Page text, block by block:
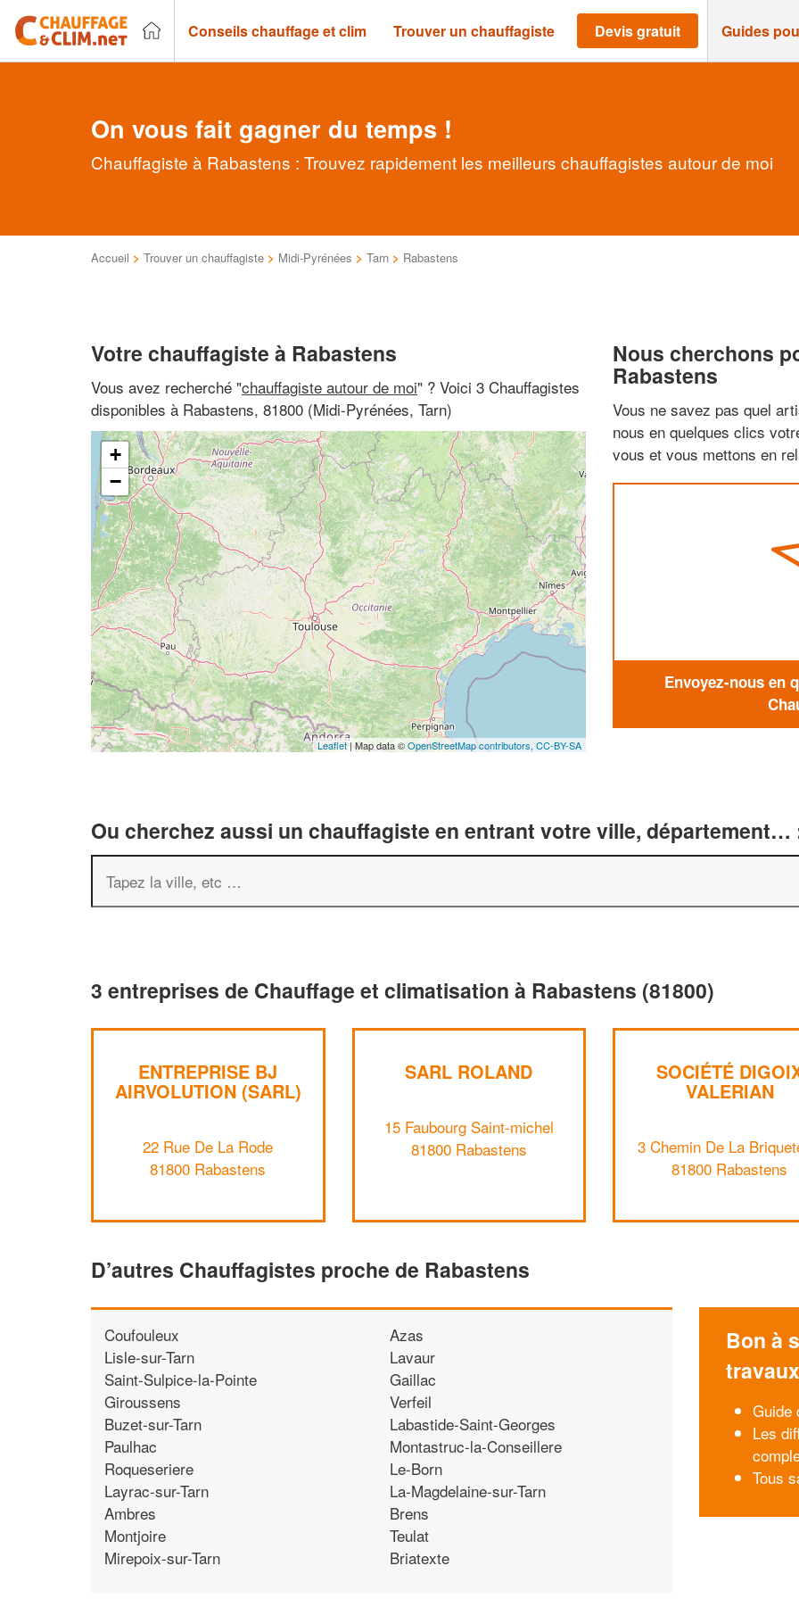
Conseils chauffage et clim Trouver un chauffagiste Devis gratuit Guides
On vous fait gagner du temps !
Chauffagiste à Rabastens : Trouvez rapidement les meilleurs chauffagistes autour de moi
Accueil > Trouver un chauffagiste > Midi-Pyrénées > Tarn > Rabastens
Votre chauffagiste à Rabastens
Vous avez recherché "chauffagiste autour de moi" ? Voici 3 Chauffagistes
disponibles à Rabastens, 81800 (Midi-Pyrénées, Tarn)
+
−
Leaflet| Map data ©OpenStreetMap contributors, CC-BY-SA
Nous cherchons
Rabastens
Vous ne savez pas quel
nous en quelques clics
vous et vous mettons en
Envoyez-nous en
Ou cherchez aussi un chauffagiste en entrant votre ville, département…
3 entreprises de Chauffage et climatisation à Rabastens (81800)
ENTREPRISE BJ
AIRVOLUTION (SARL)
22 Rue De La Rode
81800 Rabastens
SARL ROLAND
15 Faubourg Saint-michel
81800 Rabastens
SOCIÉTÉ
VALERIAN
3 Chemin De La
81800 Rabastens
D’autres Chauffagistes proche de Rabastens
Coufouleux
Lisle-sur-Tarn
Saint-Sulpice-la-Pointe
Giroussens
Buzet-sur-Tarn
Paulhac
Roqueseriere
Layrac-sur-Tarn
Ambres
Montjoire
Mirepoix-sur-Tarn
Azas
Lavaur
Gaillac
Verfeil
Labastide-Saint-Georges
Montastruc-la-Conseillere
Le-Born
La-Magdelaine-sur-Tarn
Brens
Teulat
Briatexte
Bon à
travaux
Guide
Les
Tous